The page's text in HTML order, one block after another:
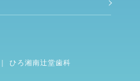
｜ ひろ湘南辻堂歯科